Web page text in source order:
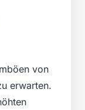
von
erwarten.